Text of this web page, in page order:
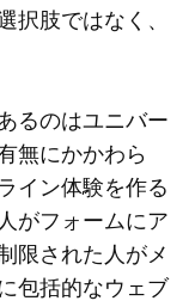
択肢ではなく、
るのはユニバー
無にかかわら
イン体験を作る
がフォームにア
限された人がメ
包括的なウェブ